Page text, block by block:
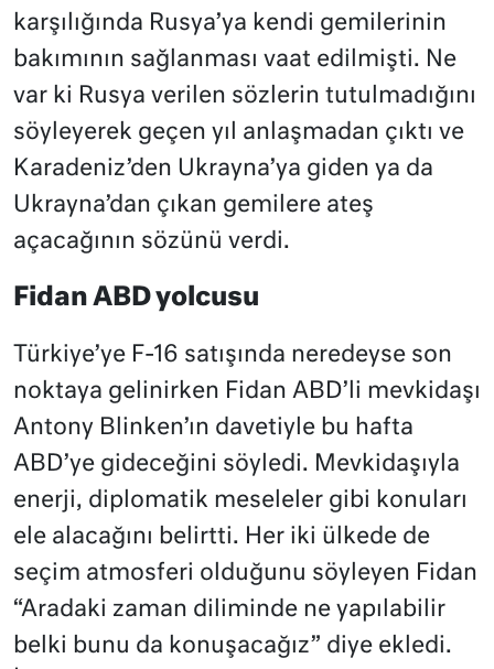
karşılığında Rusya’ya kendi gemilerinin
bakımının sağlanması vaat edilmişti. Ne
var ki Rusya verilen sözlerin tutulmadığını
söyleyerek geçen yıl anlaşmadan çıktı ve
Karadeniz’den Ukrayna’ya giden ya da
Ukrayna’dan çıkan gemilere ateş
açacağının sözünü verdi.
Fidan ABD yolcusu
Türkiye’ye F-16 satışında neredeyse son
noktaya gelinirken Fidan ABD’li mevkidaşı
Antony Blinken’ın davetiyle bu hafta
ABD’ye gideceğini söyledi. Mevkidaşıyla
enerji, diplomatik meseleler gibi konuları
ele alacağını belirtti. Her iki ülkede de
seçim atmosferi olduğunu söyleyen Fidan
“Aradaki zaman diliminde ne yapılabilir
belki bunu da konuşacağız” diye ekledi.